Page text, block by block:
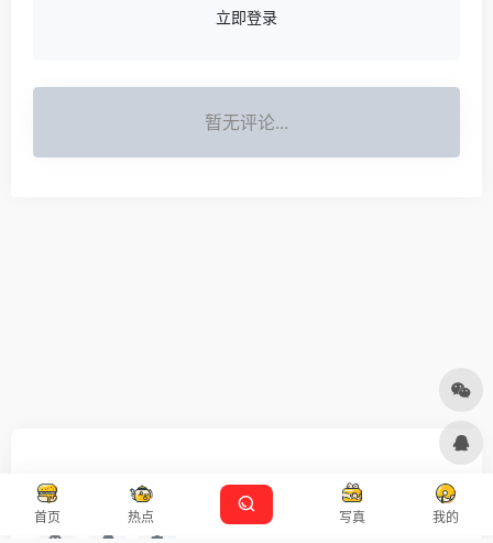
立即登录
暂无评论...
首页 热点 写真 我的
友链申请 免责声明 广告合作 设计师导航